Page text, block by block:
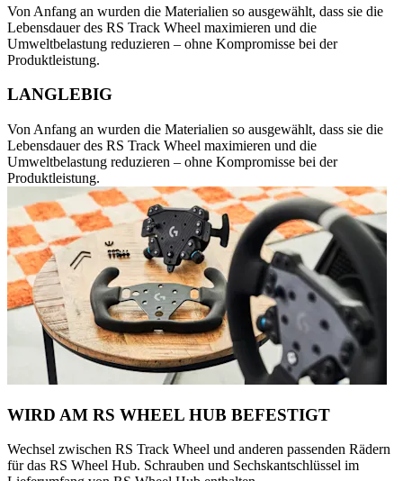
Von Anfang an wurden die Materialien so ausgewählt, dass sie die
Lebensdauer des RS Track Wheel maximieren und die
Umweltbelastung reduzieren – ohne Kompromisse bei der
Produktleistung.
LANGLEBIG
Von Anfang an wurden die Materialien so ausgewählt, dass sie die
Lebensdauer des RS Track Wheel maximieren und die
Umweltbelastung reduzieren – ohne Kompromisse bei der
Produktleistung.
WIRD AM RS WHEEL HUB BEFESTIGT
Wechsel zwischen RS Track Wheel und anderen passenden Rädern
für das RS Wheel Hub. Schrauben und Sechskantschlüssel im